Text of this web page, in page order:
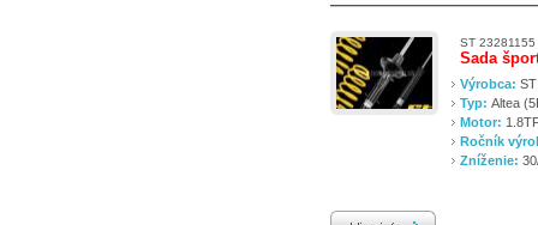
ST 23281155
Sada
Výrobca:
Typ: Altea
Motor:
Ročník
Zníženie: